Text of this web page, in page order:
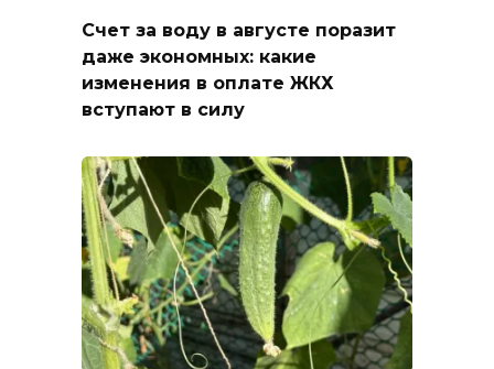
Счет за воду в августе поразит
даже экономных: какие
изменения в оплате ЖКХ
вступают в силу